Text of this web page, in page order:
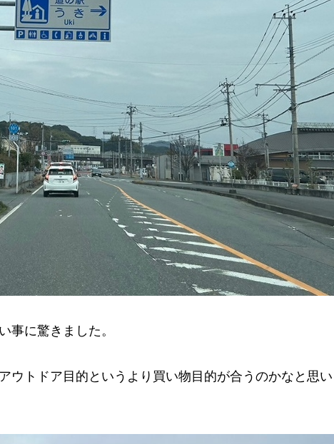
事に驚きました。
ウトドア目的というより買い物目的が合うのかなと思い